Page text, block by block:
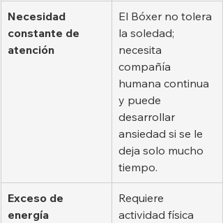
Necesidad
constante de
atención
El Bóxer no tolera
la soledad;
necesita
compañía
humana continua
y puede
desarrollar
ansiedad si se le
deja solo mucho
tiempo.
Exceso de
energía
Requiere
actividad física